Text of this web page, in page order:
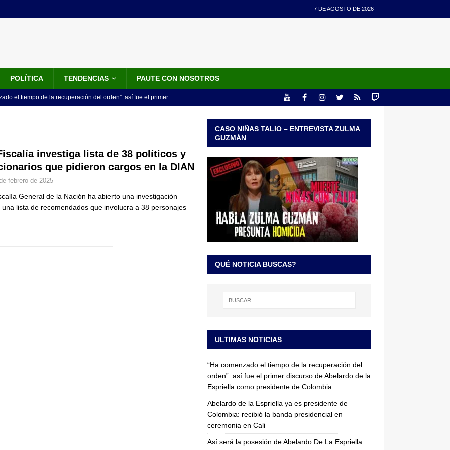
7 DE AGOSTO DE 2026
POLÍTICA TENDENCIAS PAUTE CON NOSOTROS
el tiempo de la recuperación del orden”: así fue el primer
LO ÚLTIMO
de Abelardo De La Espriella: recibirá la banda presidencial
en el Cantón Pichincha
no asistirá a la posesión de Abelardo de la Espriella y llama a
de la banda presidencial que portará Abelardo De La
investiga lista de 38 políticos y
que pidieron cargos en la DIAN
febrero de 2025
General de la Nación ha abierto una investigación
una lista de recomendados que involucra a 38 personajes
CASO NIÑAS TALIO – ENTREVISTA ZULMA
GUZMÁN
QUÉ NOTICIA BUSCAS?
ULTIMAS NOTICIAS
“Ha comenzado el tiempo de la recuperación del
orden”: así fue el primer discurso de Abelardo de la
Espriella como presidente de Colombia
Abelardo de la Espriella ya es presidente de
Colombia: recibió la banda presidencial en
ceremonia en Cali
Así será la posesión de Abelardo De La Espriella: